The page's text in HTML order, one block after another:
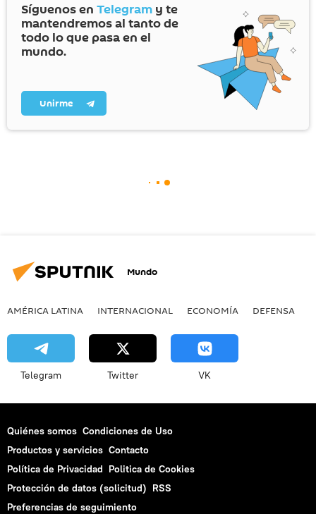
Síguenos en Telegram y te
mantendremos al tanto de
todo lo que pasa en el
mundo.
Unirme
Mundo
AMÉRICA LATINA INTERNACIONAL ECONOMÍA DEFENSA
Telegram Twitter VK
Quiénes somos Condiciones de Uso
Productos y servicios Contacto
Política de Privacidad Politica de Cookies
Protección de datos (solicitud) RSS
Preferencias de seguimiento